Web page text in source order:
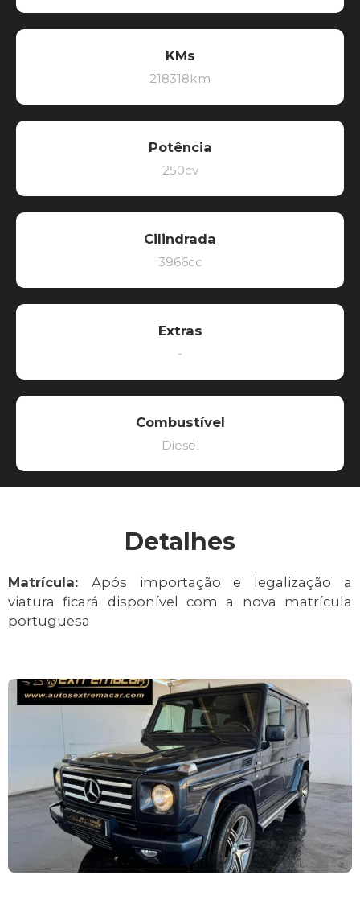
KMs
218318km
Potência
250cv
Cilindrada
3966cc
Extras
-
Combustível
Diesel
Detalhes
Matrícula: Após importação e legalização a
viatura ficará disponível com a nova matrícula
portuguesa